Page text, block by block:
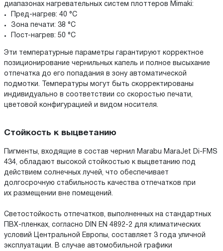
диапазонах нагревательных систем плоттеров Mimaki:
Пред-нагрев: 40 °С
Зона печати: 38 °С
Пост-нагрев: 50 °С
Эти температурные параметры гарантируют корректное
позиционирование чернильных капель и полное высыхание
отпечатка до его попадания в зону автоматической
подмотки. Температуры могут быть скорректированы
индивидуально в соответствии со скоростью печати,
цветовой конфигурацией и видом носителя.
Стойкость к выцветанию
Пигменты, входящие в состав чернил Marabu MaraJet Di-FMS
434, обладают высокой стойкостью к выцветанию под
действием солнечных лучей, что обеспечивает
долгосрочную стабильность качества отпечатков при
их размещении вне помещений.
Светостойкость отпечатков, выполненных на стандартных
ПВХ-пленках, согласно DIN EN 4892-2 для климатических
условий Центральной Европы, составляет 3 года уличной
эксплуатации. В случае автомобильной графики